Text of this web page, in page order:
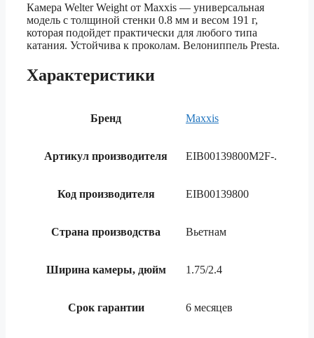
Камера Welter Weight от Maxxis — универсальная
модель с толщиной стенки 0.8 мм и весом 191 г,
которая подойдет практически для любого типа
катания. Устойчива к проколам. Велониппель Presta.
Характеристики
Бренд Maxxis
Артикул производителя EIB00139800M2F-.
Код производителя EIB00139800
Страна производства Вьетнам
Ширина камеры, дюйм 1.75/2.4
Срок гарантии 6 месяцев